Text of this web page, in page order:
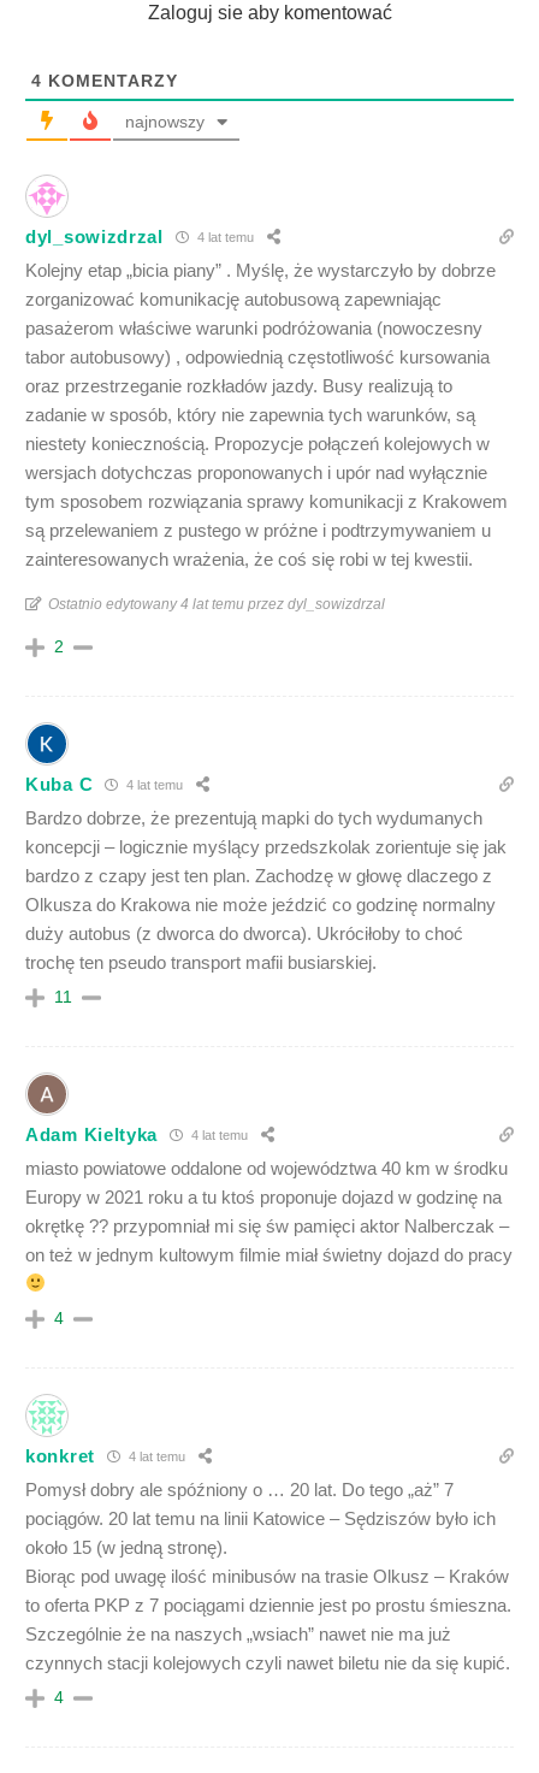
Zaloguj sie aby komentować
4 KOMENTARZY
najnowszy
dyl_sowizdrzal 4 lat temu
Kolejny etap „bicia piany” . Myślę, że wystarczyło by dobrze
zorganizować komunikację autobusową zapewniając
pasażerom właściwe warunki podróżowania (nowoczesny
tabor autobusowy) , odpowiednią częstotliwość kursowania
oraz przestrzeganie rozkładów jazdy. Busy realizują to
zadanie w sposób, który nie zapewnia tych warunków, są
niestety koniecznością. Propozycje połączeń kolejowych w
wersjach dotychczas proponowanych i upór nad wyłącznie
tym sposobem rozwiązania sprawy komunikacji z Krakowem
są przelewaniem z pustego w próżne i podtrzymywaniem u
zainteresowanych wrażenia, że coś się robi w tej kwestii.
Ostatnio edytowany 4 lat temu przez dyl_sowizdrzal
2
Kuba C 4 lat temu
Bardzo dobrze, że prezentują mapki do tych wydumanych
koncepcji – logicznie myślący przedszkolak zorientuje się jak
bardzo z czapy jest ten plan. Zachodzę w głowę dlaczego z
Olkusza do Krakowa nie może jeździć co godzinę normalny
duży autobus (z dworca do dworca). Ukróciłoby to choć
trochę ten pseudo transport mafii busiarskiej.
11
Adam Kieltyka 4 lat temu
miasto powiatowe oddalone od województwa 40 km w środku
Europy w 2021 roku a tu ktoś proponuje dojazd w godzinę na
okrętkę ?? przypomniał mi się św pamięci aktor Nalberczak –
on też w jednym kultowym filmie miał świetny dojazd do pracy
4
konkret 4 lat temu
Pomysł dobry ale spóźniony o … 20 lat. Do tego „aż” 7
pociągów. 20 lat temu na linii Katowice – Sędziszów było ich
około 15 (w jedną stronę).
Biorąc pod uwagę ilość minibusów na trasie Olkusz – Kraków
to oferta PKP z 7 pociągami dziennie jest po prostu śmieszna.
Szczególnie że na naszych „wsiach” nawet nie ma już
czynnych stacji kolejowych czyli nawet biletu nie da się kupić.
4